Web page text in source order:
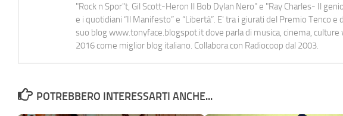
"Rock n Spor"t, Gil Scott-Heron Il Bob Dylan Nero" e "Ray Charles- Il
e i quotidiani “Il Manifesto” e “Libertà”. E' tra i giurati del Premio Tenco
suo blog www.tonyface.blogspot.it dove parla di musica, cinema,
2016 come miglior blog italiano. Collabora con Radiocoop dal 2003.
POTREBBERO INTERESSARTI ANCHE...